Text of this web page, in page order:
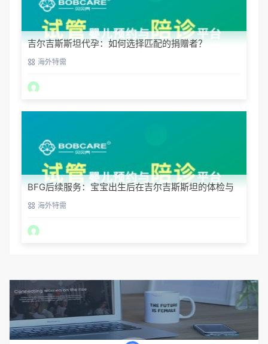
吉尔吉斯斯坦代孕：如何选择匹配的捐赠者？
海外特需
BFG后续服务：宝宝出生后在吉尔吉斯斯坦的体检与
回国海外特需